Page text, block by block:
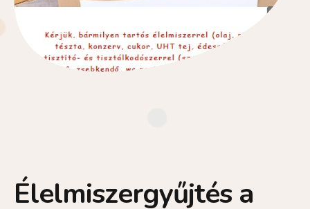
Élelmiszergyűjtés a